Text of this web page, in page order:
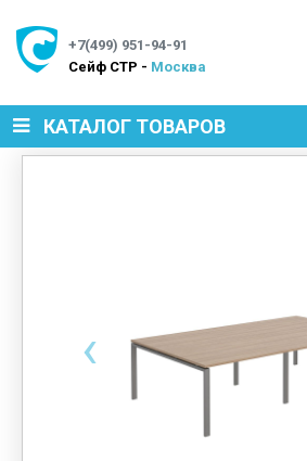
+7(499) 951-94-91
Cейф СТР - Москва
КАТАЛОГ ТОВАРОВ
МЕТАЛЛИЧЕСКИЕ СТЕЛЛАЖИ
‹